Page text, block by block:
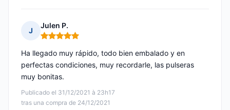
J
Julen P.
Nota: 5 de 5
Publicado el 31/12/2021 à 23h17
tras una compra de 24/12/2021
Ha llegado muy rápido, todo bien embalado y en
perfectas condiciones, muy recordarle, las pulseras
muy bonitas.